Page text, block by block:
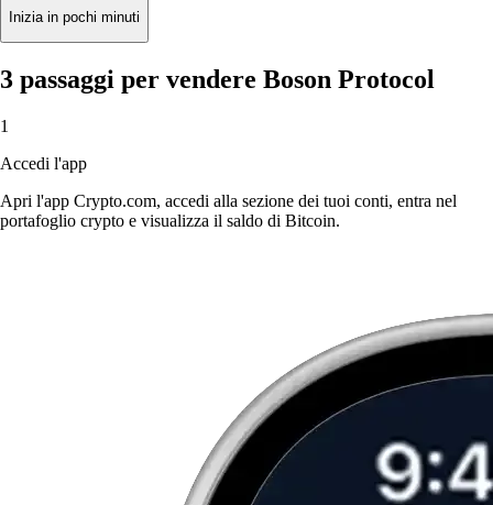
Inizia in pochi minuti
3 passaggi per vendere Boson Protocol
1
Accedi l'app
Apri l'app Crypto.com, accedi alla sezione dei tuoi conti, entra nel
portafoglio crypto e visualizza il saldo di Bitcoin.